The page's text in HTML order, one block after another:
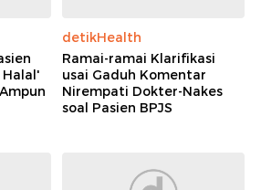
Halal'
detikHealth
Ramai-ramai Klarifikasi
usai Gaduh Komentar
Nirempati Dokter-Nakes
soal Pasien BPJS